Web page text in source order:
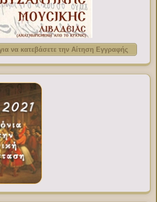
να κατεβάσετε την Αίτηση Εγγραφής